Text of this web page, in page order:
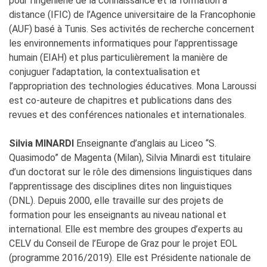
distance (IFIC) de l’Agence universitaire de la Francophonie
(AUF) basé à Tunis. Ses activités de recherche concernent
les environnements informatiques pour l’apprentissage
humain (EIAH) et plus particulièrement la manière de
conjuguer l’adaptation, la contextualisation et
l’appropriation des technologies éducatives. Mona Laroussi
est co-auteure de chapitres et publications dans des
revues et des conférences nationales et internationales.
Silvia MINARDI Enseignante d’anglais au Liceo “S.
Quasimodo” de Magenta (Milan), Silvia Minardi est titulaire
d’un doctorat sur le rôle des dimensions linguistiques dans
l’apprentissage des disciplines dites non linguistiques
(DNL). Depuis 2000, elle travaille sur des projets de
formation pour les enseignants au niveau national et
international. Elle est membre des groupes d’experts au
CELV du Conseil de l’Europe de Graz pour le projet EOL
(programme 2016/2019). Elle est Présidente nationale de